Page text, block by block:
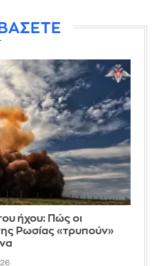
ήχου: Πώς οι
Ρωσίας «τρυπούν»